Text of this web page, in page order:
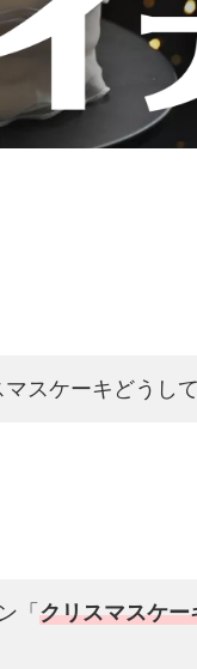
スケーキどうし
「 クリスマスケー